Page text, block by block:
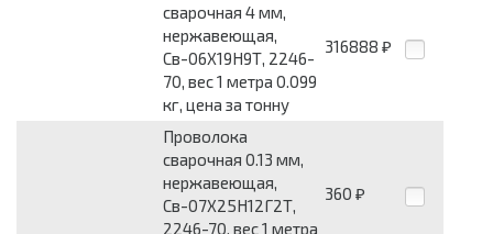
сварочная 4 мм,
нержавеющая,
Св-06Х19Н9Т, 2246-
70, вес 1 метра 0.099
кг, цена за тонну
316888 ₽
Проволока
сварочная 0.13 мм,
нержавеющая,
Св-07Х25Н12Г2Т,
2246-70, вес 1 метра
360 ₽